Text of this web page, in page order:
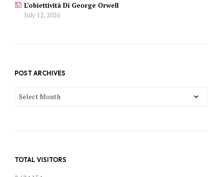
L’obiettività Di George Orwell
July 12, 2026
POST ARCHIVES
POST
TOTAL VISITORS